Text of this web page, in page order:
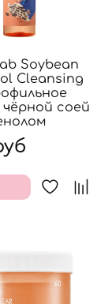
Soybean
Cleansing
соей